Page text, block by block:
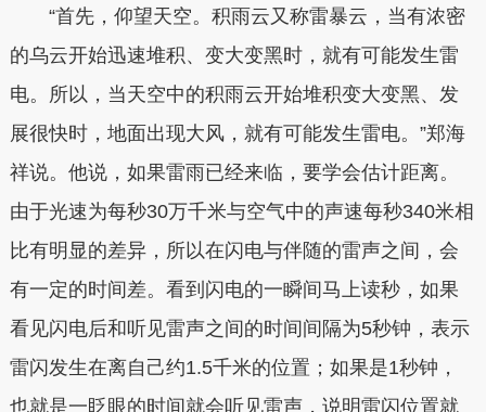
“首先，仰望天空。积雨云又称雷暴云，当有浓密
的乌云开始迅速堆积、变大变黑时，就有可能发生雷
电。所以，当天空中的积雨云开始堆积变大变黑、发
展很快时，地面出现大风，就有可能发生雷电。”郑海
祥说。他说，如果雷雨已经来临，要学会估计距离。
由于光速为每秒30万千米与空气中的声速每秒340米相
比有明显的差异，所以在闪电与伴随的雷声之间，会
有一定的时间差。看到闪电的一瞬间马上读秒，如果
看见闪电后和听见雷声之间的时间间隔为5秒钟，表示
雷闪发生在离自己约1.5千米的位置；如果是1秒钟，
也就是一眨眼的时间就会听见雷声，说明雷闪位置就